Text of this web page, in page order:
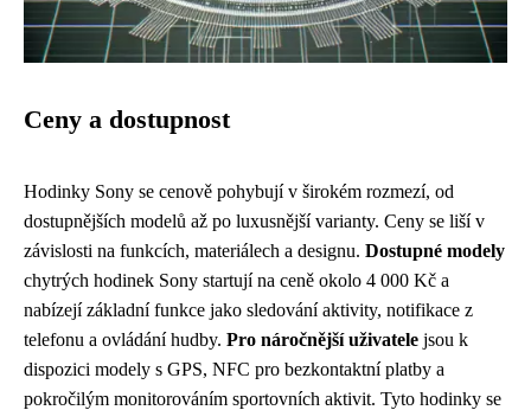
Ceny a dostupnost
Hodinky Sony se cenově pohybují v širokém rozmezí, od
dostupnějších modelů až po luxusnější varianty. Ceny se liší v
závislosti na funkcích, materiálech a designu. Dostupné modely
chytrých hodinek Sony startují na ceně okolo 4 000 Kč a
nabízejí základní funkce jako sledování aktivity, notifikace z
telefonu a ovládání hudby. Pro náročnější uživatele jsou k
dispozici modely s GPS, NFC pro bezkontaktní platby a
pokročilým monitorováním sportovních aktivit. Tyto hodinky se